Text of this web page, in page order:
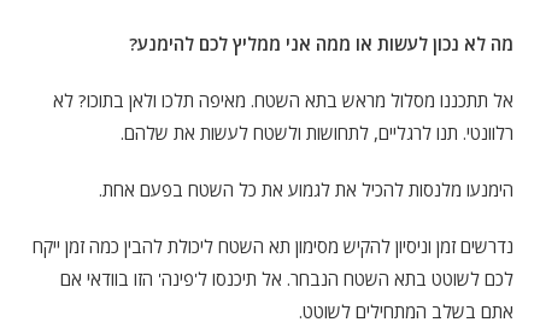
מה לא נכון לעשות או ממה אני ממליץ לכם להימנע?
אל תתכננו מסלול מראש בתא השטח. מאיפה תלכו ולאן בתוכו? לא
רלוונטי. תנו לרגליים, לתחושות ולשטח לעשות את שלהם.
הימנעו מלנסות להכיל את לגמוע את כל השטח בפעם אחת.
נדרשים זמן וניסיון להקיש מסימון תא השטח ליכולת להבין כמה זמן ייקח
לכם לשוטט בתא השטח הנבחר. אל תיכנסו ל'פינה' הזו בוודאי אם
אתם בשלב המתחילים לשוטט.